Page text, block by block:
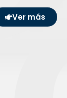
Ver más